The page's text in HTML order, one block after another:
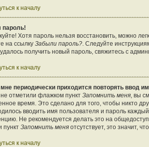
к началу
пароль!
Хотя пароль нельзя восстановить, можно
на ссылку Забыли пароль?. Следуйте
получить новый пароль, свяжитесь с
к началу
периодически приходится повторять ввод
отметили флажком пункт Запомнить меня, вы
время. Это сделано для того, чтобы никто
вводить имя пользователя и пароль
Не рекомендуется делать это на
пункт Запомнить меня отсутствует, это значит,
к началу